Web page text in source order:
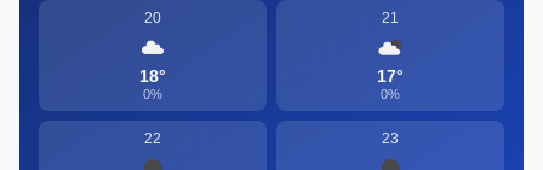
20
18°
0%
21
17°
0%
22 23